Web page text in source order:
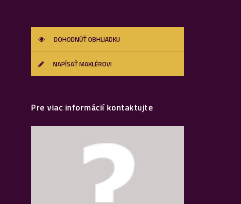
DOHODNÚŤ OBHLIADKU
NAPÍSAŤ MAKLÉROVI
Pre viac informácií kontaktujte